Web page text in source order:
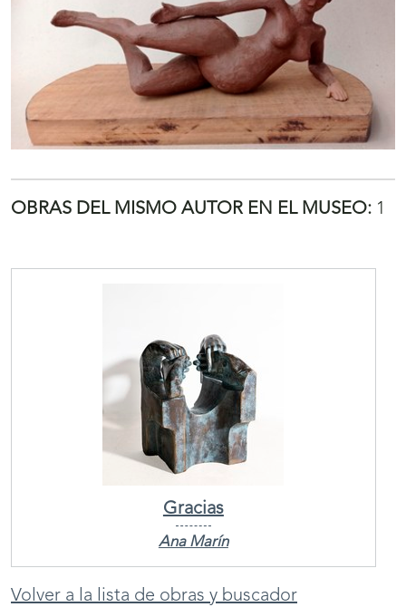
OBRAS DEL MISMO AUTOR EN EL MUSEO: 1
Gracias
Ana Marín
Volver a la lista de obras y buscador